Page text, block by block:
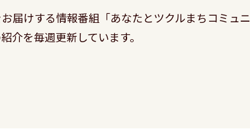
届けする情報番組「あなたとツクルまちコミュ
介を毎週更新しています。